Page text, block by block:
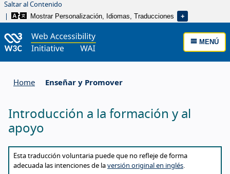
Saltar al Contenido
Mostrar Personalización, Idiomas, Traducciones
MENÚ
Home Enseñar y Promover
Introducción a la formación y al
apoyo
Esta traducción voluntaria puede que no refleje de forma
adecuada las intenciones de la versión original en inglés.